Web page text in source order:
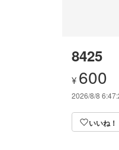
8425
¥ 600
2026/8/8
いいね！